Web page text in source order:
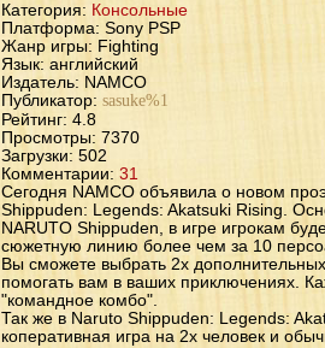
Категория: Консольные
Платформа: Sony PSP
Жанр игры: Fighting
Язык: английский
Издатель: NAMCO
Публикатор: sasuke%1
Рейтинг: 4.8
Просмотры: 7370
Загрузки: 502
Комментарии: 31
Сегодня NAMCO объявила о новом
Shippuden: Legends: Akatsuki Rising.
NARUTO Shippuden, в игре игрокам
сюжетную линию более чем за 10
Вы сможете выбрать 2х
помогать вам в ваших приключениях.
"командное комбо".
Так же в Naruto Shippuden: Legends:
коперативная игра на 2х человек и